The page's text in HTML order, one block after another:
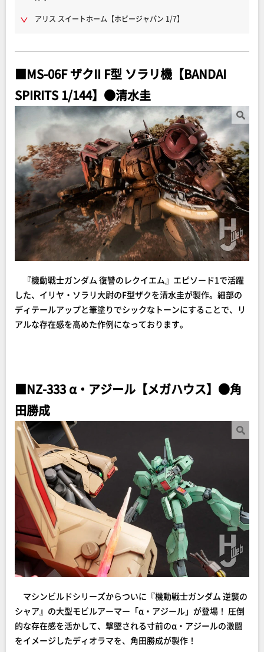
アリス スイートホーム【ホビージャパン 1/7】
■MS-06F ザクII F型 ソラリ機【BANDAI
SPIRITS 1/144】●清水圭
『機動戦士ガンダム 復讐のレクイエム』エピソード1で活躍
した、イリヤ・ソラリ大尉のF型ザクを清水圭が製作。細部の
ディテールアップと筆塗りでシックなトーンにすることで、リ
アルな存在感を高めた作例になっております。
■NZ-333 α・アジール【メガハウス】●角
田勝成
マシンビルドシリーズからついに『機動戦士ガンダム 逆襲の
シャア』の大型モビルアーマー「α・アジール」が登場！ 圧倒
的な存在感を活かして、撃墜される寸前のα・アジールの激闘
をイメージしたディオラマを、角田勝成が製作！